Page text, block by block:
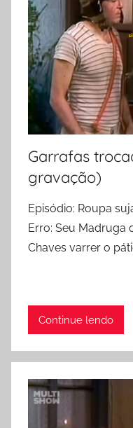
Garrafas
gravação)
Episódio: Roupa
Erro: Seu Madruga
Chaves varrer o
Continue lendo